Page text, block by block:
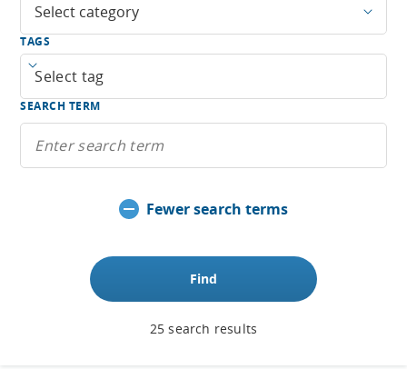
Select category
TAGS
Open menu
SEARCH TERM
Fewer search terms
Find
25 search results